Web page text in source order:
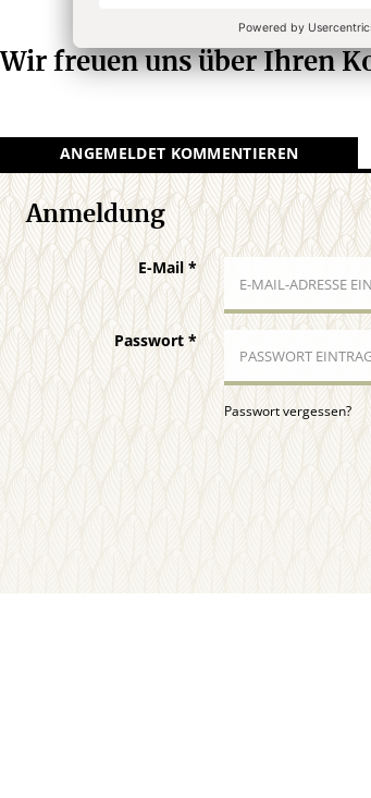
Wir freuen uns über Ihren
ANGEMELDET KOMMENTIEREN
Anmeldung
E-Mail *
Passwort*
Passwort vergessen?